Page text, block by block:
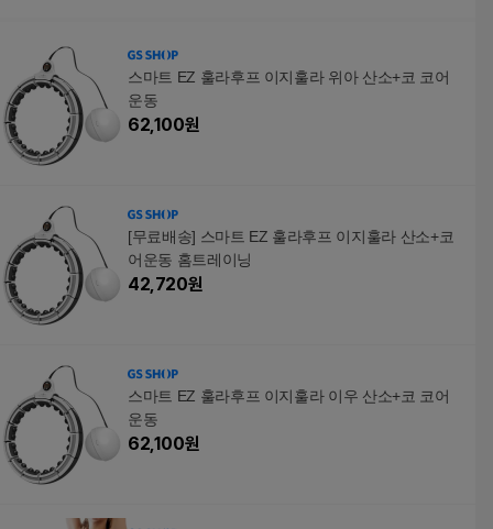
스마트 EZ 훌라후프 이지훌라 위아 산소+코 코어
운동
62,100원
[무료배송] 스마트 EZ 훌라후프 이지훌라 산소+코
어운동 홈트레이닝
42,720원
스마트 EZ 훌라후프 이지훌라 이우 산소+코 코어
운동
62,100원